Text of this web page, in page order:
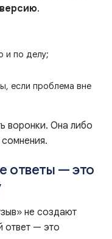
.
и по делу;
если проблема вне
воронки. Она либо
ответы — это
не создают
ответ — это